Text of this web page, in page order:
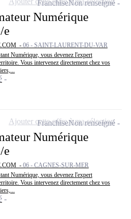
Numérique
e
- 06 - SAINT-LAURENT-DU-VAR
Numérique, vous devenez l'expert
Vous intervenez directement chez vos
FranchiseNon renseigné
Numérique
e
- 06 - CAGNES-SUR-MER
Numérique, vous devenez l'expert
Vous intervenez directement chez vos
FranchiseNon renseigné
Ajouter cette offre à ma sélection